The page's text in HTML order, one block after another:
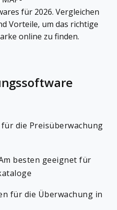
für 2026. Vergleichen
Vorteile, um das richtige
online zu finden.
für die Preisüberwachung
besten geeignet für
für die Überwachung in